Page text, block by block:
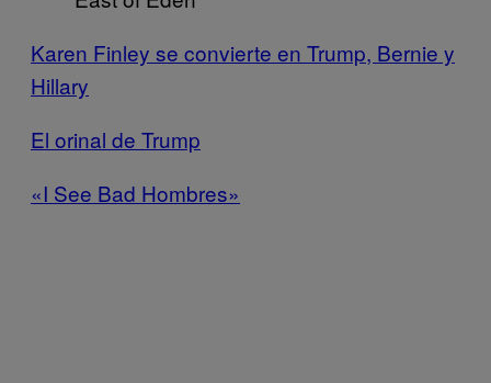
Karen Finley se convierte en Trump, Bernie y
Hillary
El orinal de Trump
«I See Bad Hombres»